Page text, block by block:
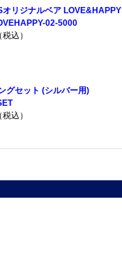
オリジナルベア LOVE&HAPPY
02-5000
込）
グセット (シルバー用)
込）